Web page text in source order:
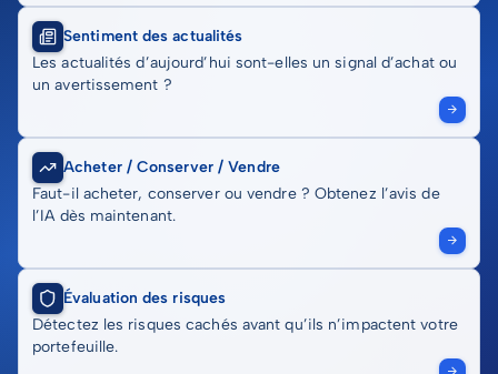
Sentiment des actualités
Les actualités d’aujourd’hui sont-elles un signal d’achat ou
un avertissement ?
Acheter / Conserver / Vendre
Faut-il acheter, conserver ou vendre ? Obtenez l’avis de
l’IA dès maintenant.
Évaluation des risques
Détectez les risques cachés avant qu’ils n’impactent votre
portefeuille.